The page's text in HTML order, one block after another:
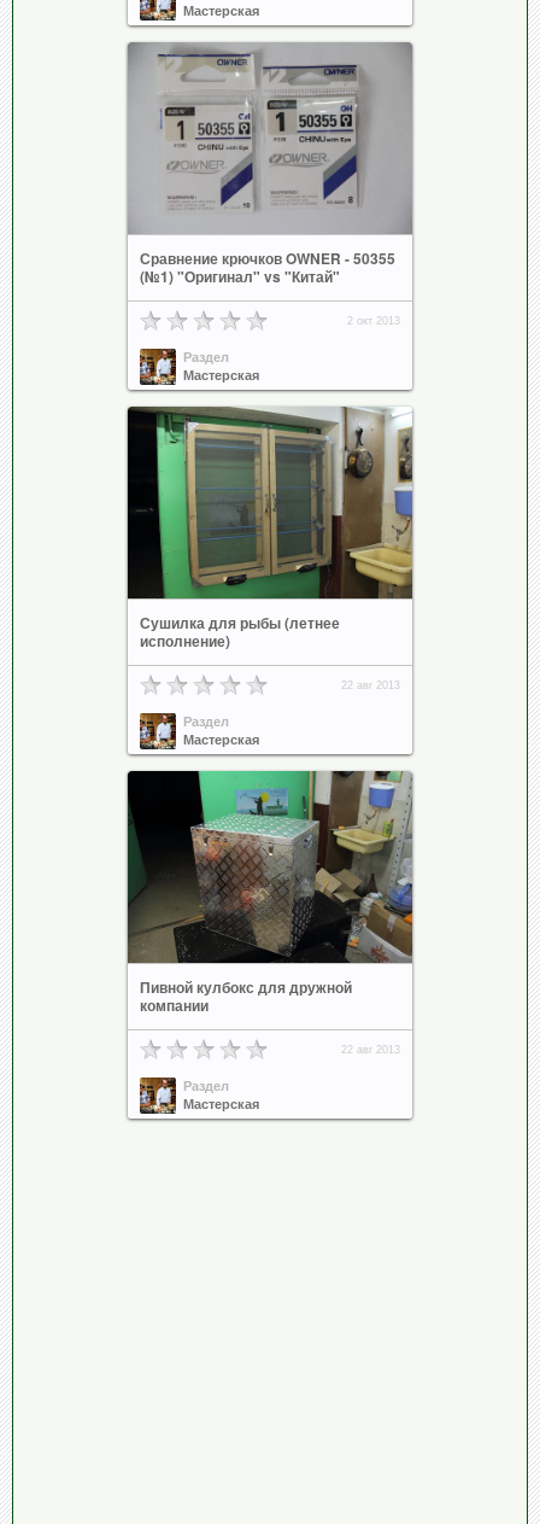
Мастерская
Сравнение крючков OWNER - 50355
(№1) "Оригинал" vs "Китай"
2 окт 2013
Раздел
Мастерская
Сушилка для рыбы (летнее
исполнение)
22 авг 2013
Раздел
Мастерская
Пивной кулбокс для дружной
компании
22 авг 2013
Раздел
Мастерская